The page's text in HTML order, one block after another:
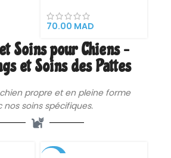
Inoxydable avec
Support Antidérapant
Nourriture
Ergonomique Rose
70.00 MAD
Soins pour Chiens –
et Soins des Pattes
propre et en pleine forme
nos soins spécifiques.